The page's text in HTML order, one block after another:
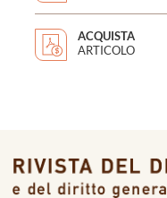
ACQUISTA
ARTICOLO